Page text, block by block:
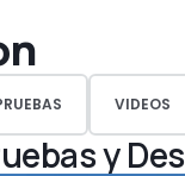
VIDEOS
y